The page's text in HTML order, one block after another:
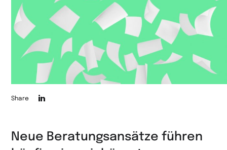
auf
Share
Neue Beratungsansätze führen